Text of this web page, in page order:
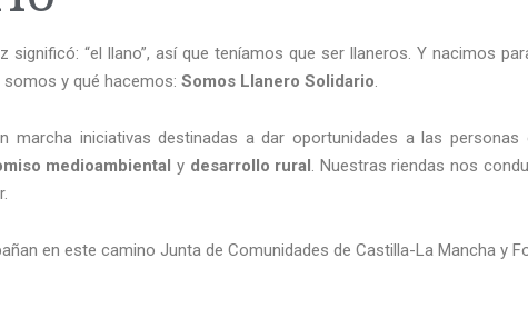
significó: “el llano”, así que teníamos que ser llaneros. Y nacimos
somos y qué hacemos:Somos Llanero Solidario.
marcha iniciativas destinadas a dar oportunidades a las
medioambiental y desarrollo rural. Nuestras riendas nos
en este camino Junta de Comunidades de Castilla-La Mancha y